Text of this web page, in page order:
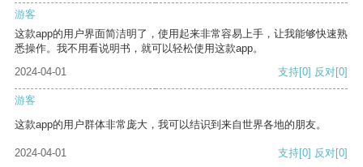
游客
这款app的用户界面简洁明了，使用起来非常容易上手，让我能够快速熟
悉操作。我不用看说明书，就可以轻松使用这款app。
2024-04-01
支持[0] 反对[0]
游客
这款app的用户群体非常庞大，我可以结识到来自世界各地的朋友。
2024-04-01 支持[0] 反对[0]